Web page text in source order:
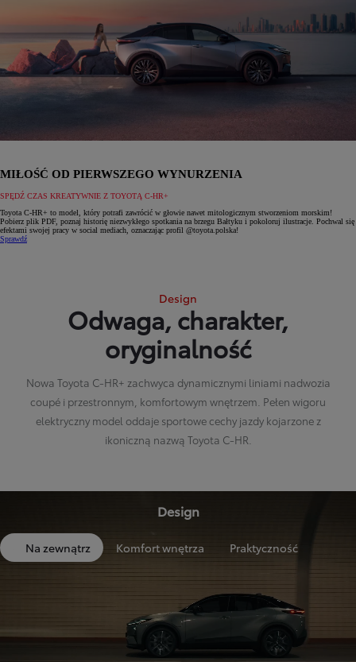
MIŁOŚĆ OD PIERWSZEGO WYNURZENIA
SPĘDŹ CZAS KREATYWNIE Z TOYOTĄ C-HR+
Toyota C-HR+ to model, który potrafi zawrócić w głowie nawet mitologicznym stworzeniom morskim!
Pobierz plik PDF, poznaj historię niezwykłego spotkania na brzegu Bałtyku i pokoloruj ilustracje. Pochwal się
efektami swojej pracy w social mediach, oznaczając profil @toyota.polska!
Sprawdź
Design
Odwaga, charakter,
oryginalność
Nowa Toyota C-HR+ zachwyca dynamicznymi liniami nadwozia
coupé i przestronnym, komfortowym wnętrzem. Pełen wigoru
elektryczny model oddaje sportowe cechy jazdy kojarzone z
ikoniczną nazwą Toyota C-HR.
Design
Na zewnątrz Komfort wnętrza Praktyczność